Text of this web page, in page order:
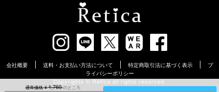
通常価格 ¥ 1,760 のところ
会社概要 送料・お支払い方法について 特定商取引法に基づく表示
プ
ライバシーポリシー
Copyrights ©︎ Retica all rights reserved.